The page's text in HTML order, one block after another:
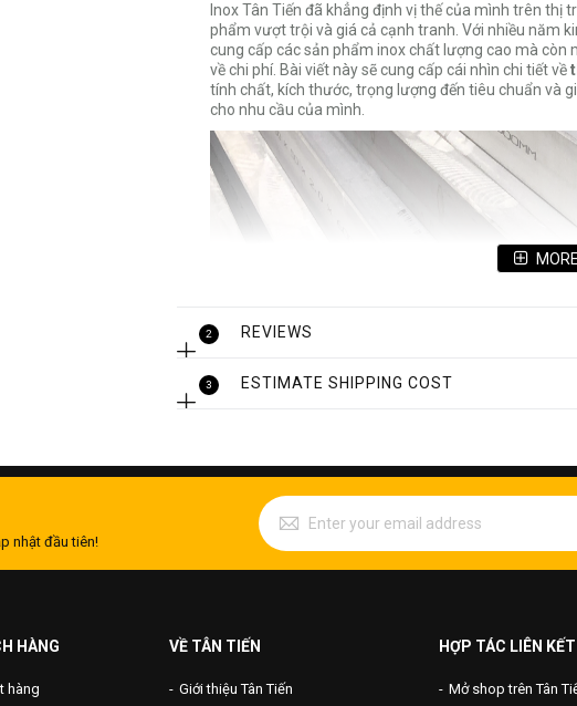
Inox Tân Tiến đã khẳng định vị thế của mình trên thị
phẩm vượt trội và giá cả cạnh tranh. Với nhiều năm
cung cấp các sản phẩm inox chất lượng cao mà
về chi phí. Bài viết này sẽ cung cấp cái nhìn chi tiết về
tính chất, kích thước, trọng lượng đến tiêu chuẩn và
cho nhu cầu của mình.
2 REVIEWS
3 ESTIMATE SHIPPING COST
nhật đầu tiên!
HÀNG
hàng
VỀ TÂN TIẾN
Giới thiệu Tân Tiến
HỢP TÁC LIÊN KẾT
Mở shop trên Tân